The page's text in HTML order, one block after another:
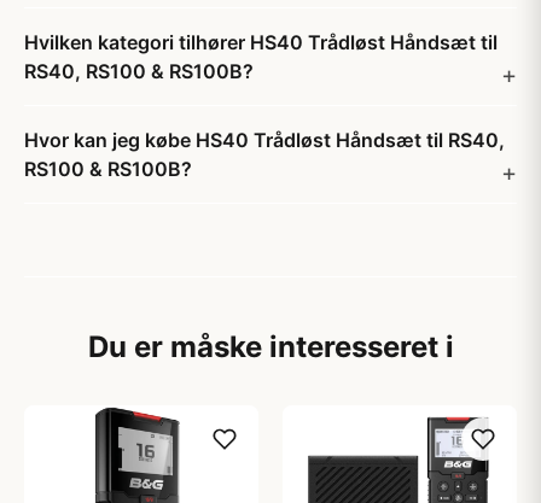
Hvilken kategori tilhører HS40 Trådløst Håndsæt til
RS40, RS100 & RS100B?
Hvor kan jeg købe HS40 Trådløst Håndsæt til RS40,
RS100 & RS100B?
Du er måske interesseret i